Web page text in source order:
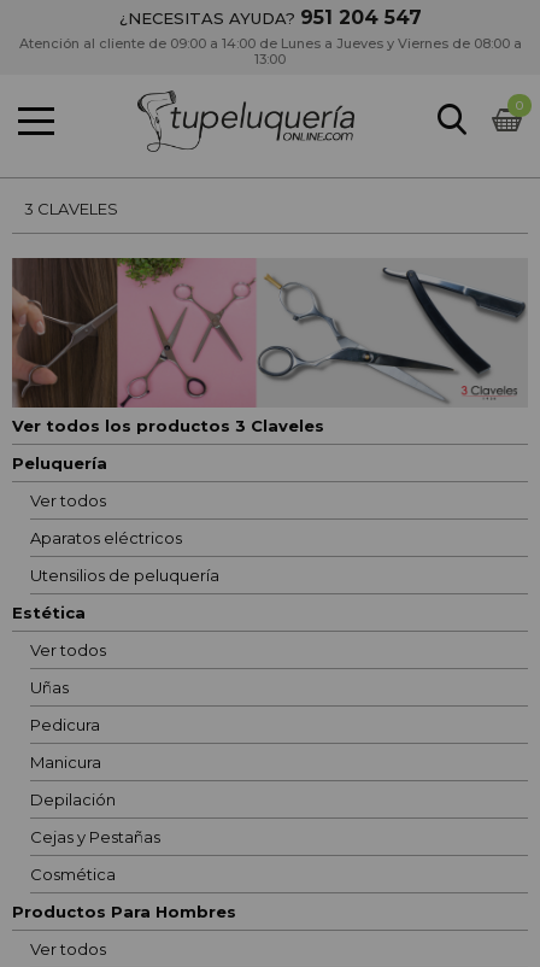
¿NECESITAS AYUDA? 951 204 547
Atención al cliente de 09:00 a 14:00 de Lunes a Jueves y Viernes de 08:00 a
13:00
0
3 CLAVELES
Ver todos los productos 3 Claveles
Peluquería
Ver todos
Aparatos eléctricos
Utensilios de peluquería
Estética
Ver todos
Uñas
Pedicura
Manicura
Depilación
Cejas y Pestañas
Cosmética
Productos Para Hombres
Ver todos